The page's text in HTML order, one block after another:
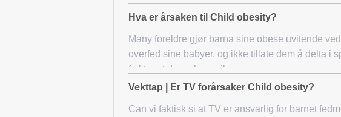
Hva er årsaken til Child obesity?
Many foreldre gjør barna sine obese uvitende
overfed sine babyer, og ikke tillate dem å delta i
frykter at deres barn vil
Vekttap | Er TV forårsaker Child obesity?
Can vi faktisk si at TV er ansvarlig for barnet